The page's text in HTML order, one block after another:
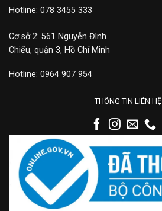
Hotline: 078 3455 333
Cơ sở 2: 561 Nguyễn Đình
Chiểu, quận 3, Hồ Chí Minh
Hotline: 0964 907 954
THÔNG TIN LIÊN HỆ